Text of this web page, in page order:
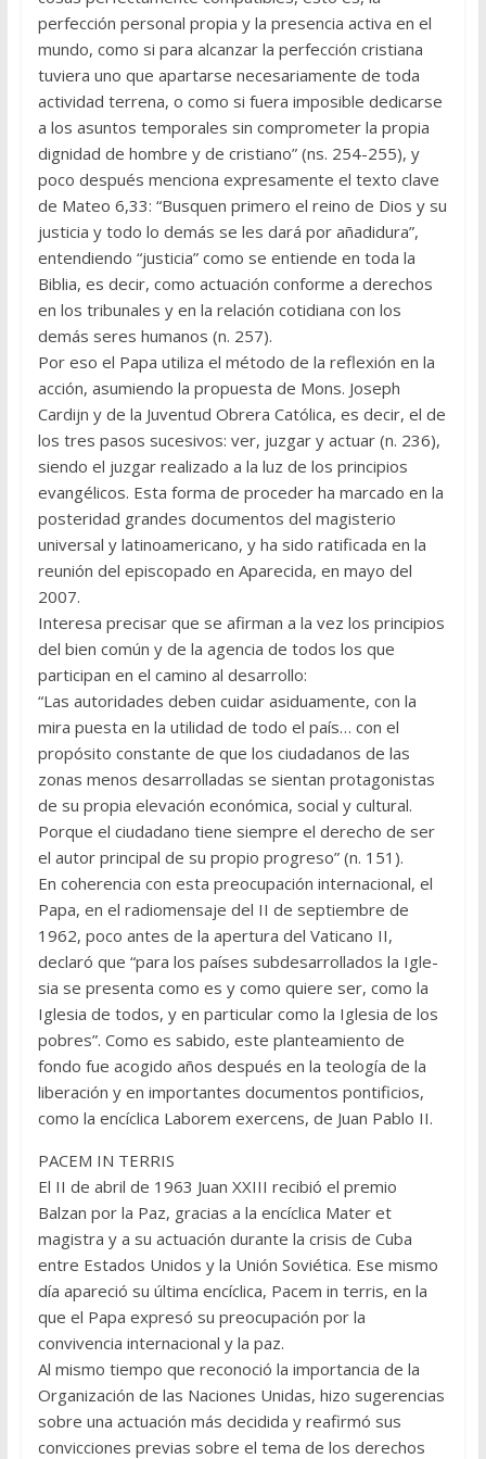
perfección personal propia y la presencia activa en el
mundo, como si para alcanzar la perfección cristiana
tuviera uno que apartarse necesariamente de toda
actividad terrena, o como si fuera imposible dedicarse
a los asuntos temporales sin comprometer la propia
dignidad de hombre y de cristiano” (ns. 254-255), y
poco después menciona expresamente el texto clave
de Mateo 6,33: “Busquen primero el reino de Dios y su
justicia y todo lo demás se les dará por añadidura”,
entendiendo “justicia” como se entiende en toda la
Biblia, es decir, como actuación conforme a dere­chos
en los tribunales y en la relación cotidiana con los
demás seres humanos (n. 257).
Por eso el Papa utiliza el método de la reflexión en la
acción, asumiendo la propuesta de Mons. Joseph
Cardijn y de la Juventud Obrera Católica, es decir, el de
los tres pasos sucesivos: ver, juzgar y actuar (n. 236),
siendo el juzgar realizado a la luz de los principios
evangélicos. Esta forma de proceder ha marcado en la
posteridad grandes documentos del magisterio
universal y latinoamericano, y ha sido rati­ficada en la
reunión del episcopado en Aparecida, en mayo del
2007.
Interesa precisar que se afirman a la vez los principios
del bien común y de la agencia de todos los que
participan en el camino al desarrollo:
“Las autoridades deben cuidar asiduamente, con la
mira puesta en la utilidad de todo el país… con el
propósito constante de que los ciuda­danos de las
zonas menos desarrolladas se sientan protagonistas
de su propia elevación económica, social y cultural.
Porque el ciudadano tiene siempre el derecho de ser
el autor principal de su propio progre­so” (n. 151).
En coherencia con esta preocupación internacional, el
Papa, en el ra­diomensaje del II de septiembre de
1962, poco antes de la apertura del Vaticano II,
declaró que “para los países subdesarrollados la Igle­
sia se presenta como es y como quiere ser, como la
Iglesia de todos, y en particular como la Iglesia de los
pobres”. Como es sabido, este planteamiento de
fondo fue acogido años después en la teología de la
liberación y en importantes documentos pontificios,
como la encíclica Laborem exercens, de Juan Pablo II.
PACEM IN TERRIS
El II de abril de 1963 Juan XXIII recibió el premio
Balzan por la Paz, gracias a la encíclica Mater et
magistra y a su actuación durante la crisis de Cuba
entre Estados Unidos y la Unión Soviética. Ese mismo
día apareció su última encíclica, Pacem in terris, en la
que el Papa expresó su preocupación por la
convivencia internacional y la paz.
Al mismo tiempo que reconoció la importancia de la
Organización de las Naciones Unidas, hizo sugerencias
sobre una actuación más decidida y reafirmó sus
convicciones previas sobre el tema de los derechos